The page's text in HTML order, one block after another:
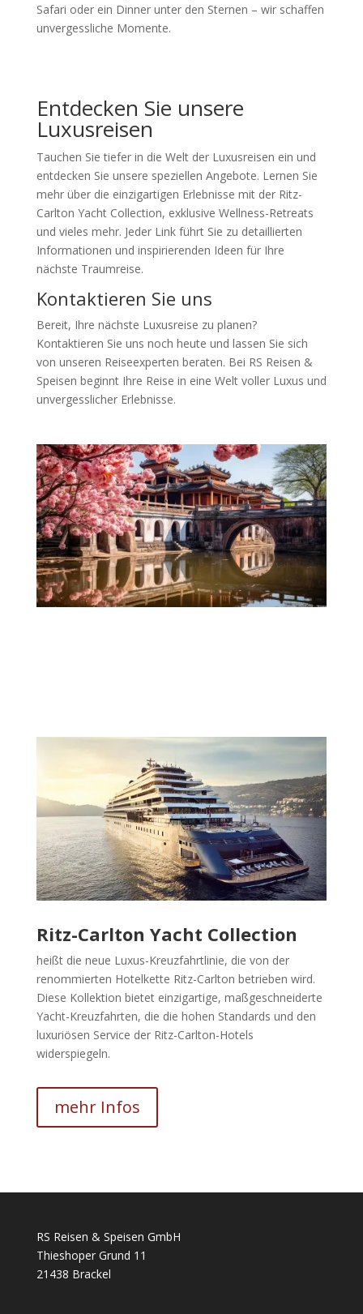
Safari oder ein Dinner unter den Sternen – wir schaffen
unvergessliche Momente.
Entdecken Sie unsere
Luxusreisen
Tauchen Sie tiefer in die Welt der Luxusreisen ein und
entdecken Sie unsere speziellen Angebote. Lernen Sie
mehr über die einzigartigen Erlebnisse mit der Ritz-
Carlton Yacht Collection, exklusive Wellness-Retreats
und vieles mehr. Jeder Link führt Sie zu detaillierten
Informationen und inspirierenden Ideen für Ihre
nächste Traumreise.
Kontaktieren Sie uns
Bereit, Ihre nächste Luxusreise zu planen?
Kontaktieren Sie uns noch heute und lassen Sie sich
von unseren Reiseexperten beraten. Bei RS Reisen &
Speisen beginnt Ihre Reise in eine Welt voller Luxus und
unvergesslicher Erlebnisse.
Ritz-Carlton Yacht Collection
heißt die neue Luxus-Kreuzfahrtlinie, die von der
renommierten Hotelkette Ritz-Carlton betrieben wird.
Diese Kollektion bietet einzigartige, maßgeschneiderte
Yacht-Kreuzfahrten, die die hohen Standards und den
luxuriösen Service der Ritz-Carlton-Hotels
widerspiegeln.
mehr Infos
RS Reisen & Speisen GmbH
Thieshoper Grund 11
21438 Brackel